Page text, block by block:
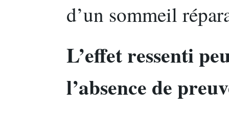
d’un sommeil
L’effet ressenti
l’absence de